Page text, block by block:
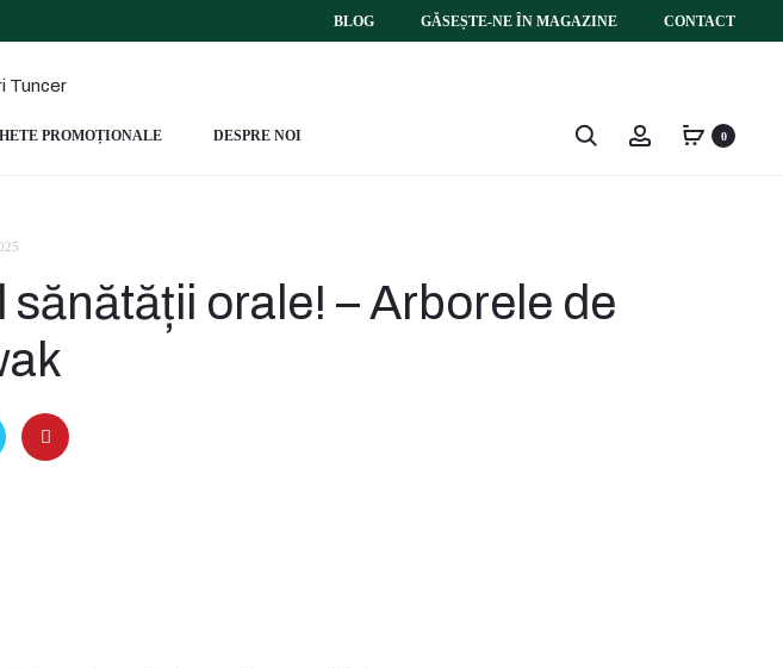
BLOG GĂSEȘTE-NE ÎN MAGAZINE CONTACT
PROMOȚIONALE DESPRE NOI Search Account 0
orale! – Arborele de